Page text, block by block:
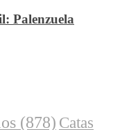
Palenzuela
(878) Catas